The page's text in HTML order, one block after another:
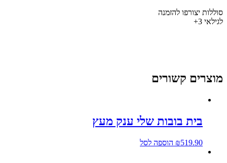
יצורפו להזמנה
3+
קשורים
בית בובות שלי ענק מעץ
₪519.90 הוספה לסל